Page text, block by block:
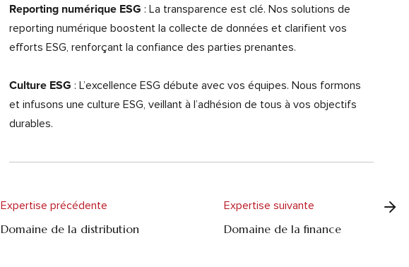
Reporting numérique ESG : La transparence est clé. Nos solutions de
reporting numérique boostent la collecte de données et clarifient vos
efforts ESG, renforçant la confiance des parties prenantes.
Culture ESG : L’excellence ESG débute avec vos équipes. Nous formons
et infusons une culture ESG, veillant à l’adhésion de tous à vos objectifs
durables.
Expertise précédente
Domaine de la distribution
Expertise suivante
Domaine de la finance